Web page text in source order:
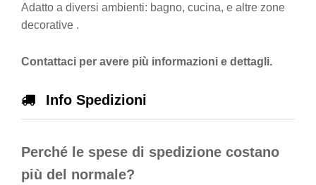
Adatto a diversi ambienti: bagno, cucina, e altre zone
decorative .
Contattaci per avere più informazioni e dettagli.
Info Spedizioni
Perché le spese di spedizione costano
più del normale?